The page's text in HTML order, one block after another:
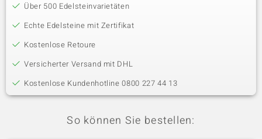
Über 500 Edelsteinvarietäten
Echte Edelsteine mit Zertifikat
Kostenlose Retoure
Versicherter Versand mit DHL
Kostenlose Kundenhotline 0800 227 44 13
So können Sie bestellen: